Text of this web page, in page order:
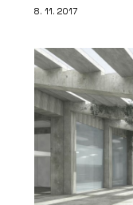
8. 11. 2017